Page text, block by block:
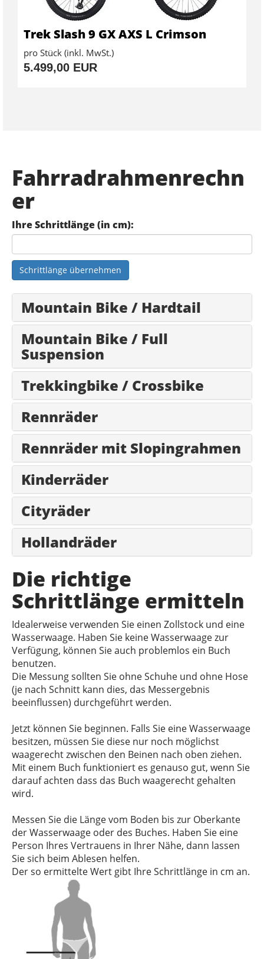
Trek Slash 9 GX AXS L Crimson
pro Stück (inkl. MwSt.)
5.499,00 EUR
Fahrradrahmenrechn
er
Ihre Schrittlänge (in cm):
Schrittlänge übernehmen
Mountain Bike / Hardtail
Mountain Bike / Full
Suspension
Trekkingbike / Crossbike
Rennräder
Rennräder mit Slopingrahmen
Kinderräder
Cityräder
Hollandräder
Die richtige
Schrittlänge ermitteln
Idealerweise verwenden Sie einen Zollstock und eine
Wasserwaage. Haben Sie keine Wasserwaage zur
Verfügung, können Sie auch problemlos ein Buch
benutzen.
Die Messung sollten Sie ohne Schuhe und ohne Hose
(je nach Schnitt kann dies, das Messergebnis
beeinflussen) durchgeführt werden.
Jetzt können Sie beginnen. Falls Sie eine Wasserwaage
besitzen, müssen Sie diese nur noch möglichst
waagerecht zwischen den Beinen nach oben ziehen.
Mit einem Buch funktioniert es genauso gut, wenn Sie
darauf achten dass das Buch waagerecht gehalten
wird.
Messen Sie die Länge vom Boden bis zur Oberkante
der Wasserwaage oder des Buches. Haben Sie eine
Person Ihres Vertrauens in Ihrer Nähe, dann lassen
Sie sich beim Ablesen helfen.
Der so ermittelte Wert gibt Ihre Schrittlänge in cm an.